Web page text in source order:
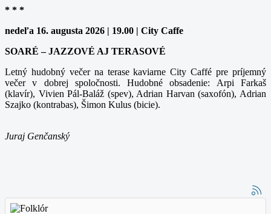
* * *
nedeľa 16. augusta 2026 | 19.00 | City Caffe
SOARÉ – JAZZOVÉ AJ TERASOVÉ
Letný hudobný večer na terase kaviarne City Caffé pre príjemný
večer v dobrej spoločnosti. Hudobné obsadenie: Arpi Farkaš
(klavír), Vivien Pál-Baláž (spev), Adrian Harvan (saxofón), Adrian
Szajko (kontrabas), Šimon Kulus (bicie).
Juraj Genčanský